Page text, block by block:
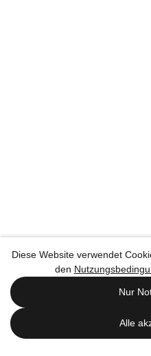
Diese Website verwendet
den
Nur
Alle